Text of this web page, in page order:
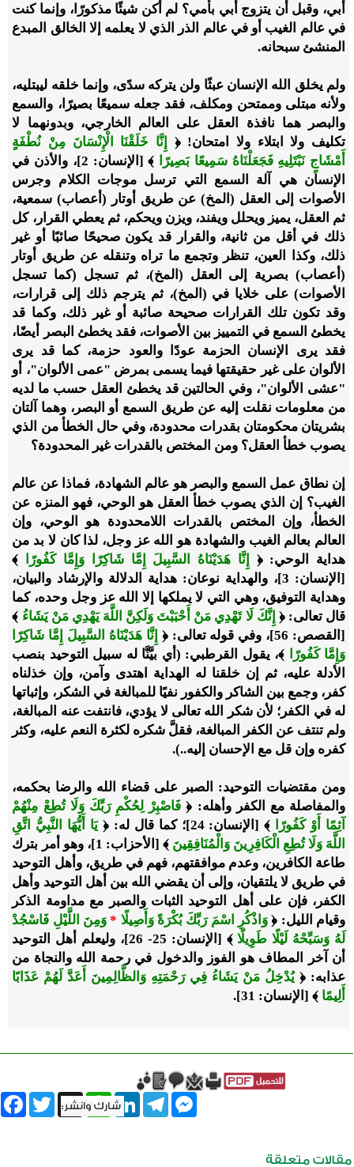
أبي، وقبل أن يتزوج أبي بأمي؟ لم أكن شيئًا مذكورًا، وإنما كنت
في عالم الغيب أو في عالم الذر الذي لا يعلمه إلا الخالق المبدع
المنشئ سبحانه.
ولم يخلق الله الإنسان عبثًا ولن يتركه سدًى، وإنما خلقه ليبتليه،
ولأنه مبتلى وممتحن ومكلف، فقد جعله سميعًا بصيرًا، والسمع
والبصر هما نافذة العقل على العالم الخارجي، وبدونهما لا
تكليف ولا ابتلاء ولا امتحان! ﴿ إِنَّا خَلَقْنَا الْإِنْسَانَ مِنْ نُطْفَةٍ
أَمْشَاجٍ نَبْتَلِيهِ فَجَعَلْنَاهُ سَمِيعًا بَصِيرًا
﴾ [الإنسان: 2]، والأذن في
الإنسان هي آلة السمع التي ترسل موجات الكلام وجرس
الأصوات إلى العقل (المخ) عن طريق أوتار (أعصاب) سمعية،
ثم العقل، يميز ويحلل ويفند، ويزن ويحكم، ثم يعطي القرار، كل
ذلك في أقل من ثانية، والقرار قد يكون صحيحًا صائبًا أو غير
ذلك، وكذا العين، تنظر وتجمع ما تراه وتنقله عن طريق أوتار
(أعصاب) بصرية إلى العقل (المخ)، ثم تسجل (كما تسجل
الأصوات) على خلايا في (المخ)، ثم يترجم ذلك إلى قرارات،
وقد تكون تلك القرارات صحيحة صائبة أو غير ذلك، وكما قد
يخطئ السمع في التمييز بين الأصوات، فقد يخطئ البصر أيضًا،
فقد يرى الإنسان الحزمة عودًا والعود حزمة، كما قد يرى
الألوان على غير حقيقتها فيما يسمى بمرض "عمى الألوان"، أو
"عشى الألوان"، وفي الحالتين قد يخطئ العقل حسب ما لديه
من معلومات نقلت إليه عن طريق السمع أو البصر، وهما آلتان
بشريتان محكومتان بقدرات محدودة، وفي حال الخطأ من الذي
يصوب خطأ العقل؟ ومن المختص بالقدرات غير المحدودة؟
إن نطاق عمل السمع والبصر هو عالم الشهادة، فماذا عن عالم
الغيب؟ إن الذي يصوب خطأ العقل هو الوحي، فهو المنزه عن
الخطأ، وإن المختص بالقدرات اللامحدودة هو الوحي، وإن
العالم بعالم الغيب والشهادة هو الله عز وجل، لذا كان لا بد من
هداية الوحي: ﴿ إِنَّا هَدَيْنَاهُ السَّبِيلَ إِمَّا شَاكِرًا وَإِمَّا كَفُورًا
﴾
[الإنسان: 3]، والهداية نوعان: هداية الدلالة والإرشاد والبيان،
وهداية التوفيق، وهي التي لا يملكها إلا الله عز وجل وحده، كما
قال تعالى: ﴿ إِنَّكَ لَا تَهْدِي مَنْ أَحْبَبْتَ وَلَكِنَّ اللَّهَ يَهْدِي مَنْ يَشَاءُ ﴾
[القصص: 56]، وفي قوله تعالى: ﴿
إِنَّا هَدَيْنَاهُ السَّبِيلَ إِمَّا شَاكِرًا
وَإِمَّا كَفُورًا
﴾، يقول القرطبي: (أي بيَّنَّا له سبيل التوحيد بنصب
الأدلة عليه، ثم إن خلقنا له الهداية اهتدى وآمن، وإن خذلناه
كفر، وجمع بين الشاكر والكفور نفيًا للمبالغة في الشكر، وإثباتها
له في الكفر؛ لأن شكر الله تعالى لا يؤدي، فانتفت عنه المبالغة،
ولم تنتف عن الكفر المبالغة، فقلَّ شكره لكثرة النعم عليه، وكثر
كفره وإن قل مع الإحسان إليه..).
ومن مقتضيات التوحيد: الصبر على قضاء الله والرضا بحكمه،
والمفاصلة مع الكفر وأهله: ﴿ فَاصْبِرْ لِحُكْمِ رَبِّكَ وَلَا تُطِعْ مِنْهُمْ
آثِمًا أَوْ كَفُورًا
﴾ [الإنسان: 24]؛ كما قال له: ﴿
يَا أَيُّهَا النَّبِيُّ اتَّقِ
اللَّهَ وَلَا تُطِعِ الْكَافِرِينَ وَالْمُنَافِقِينَ
﴾ [الأحزاب: 1]، وهو أمر بترك
طاعة الكافرين، وعدم موافقتهم، فهم في طريق، وأهل التوحيد
في طريق لا يلتقيان، وإلى أن يقضي الله بين أهل التوحيد وأهل
الكفر، فإن على أهل التوحيد الثبات والصبر مع مداومة الذكر
وقيام الليل: ﴿ وَاذْكُرِ اسْمَ رَبِّكَ بُكْرَةً وَأَصِيلًا *وَمِنَ اللَّيْلِ فَاسْجُدْ
لَهُ وَسَبِّحْهُ لَيْلًا طَوِيلًا
﴾ [الإنسان: 25- 26]، وليعلم أهل التوحيد
أن آخر المطاف هو الفوز والدخول في رحمة الله والنجاة من
عذابه: ﴿يُدْخِلُ مَنْ يَشَاءُ فِي رَحْمَتِهِ وَالظَّالِمِينَ أَعَدَّ لَهُمْ عَذَابًا
أَلِيمًا ﴾ [الإنسان: 31].
Twitter X
WhatsAppLinkedInTelegram
Messenger